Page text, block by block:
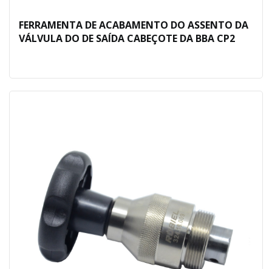
FERRAMENTA DE ACABAMENTO DO ASSENTO DA
VÁLVULA DO DE SAÍDA CABEÇOTE DA BBA CP2